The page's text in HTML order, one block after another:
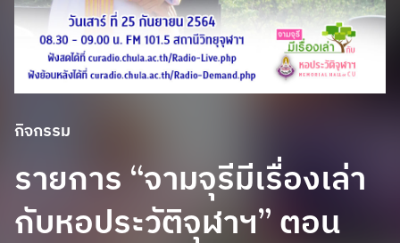
กิจกรรม
รายการ “จามจุรีมีเรื่องเล่า
กับหอประวัติจุฬาฯ” ตอน